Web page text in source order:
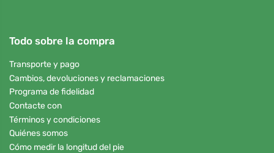
Todo sobre la compra
Transporte y pago
Cambios, devoluciones y reclamaciones
Programa de fidelidad
Contacte con
Términos y condiciones
Quiénes somos
Cómo medir la longitud del pie